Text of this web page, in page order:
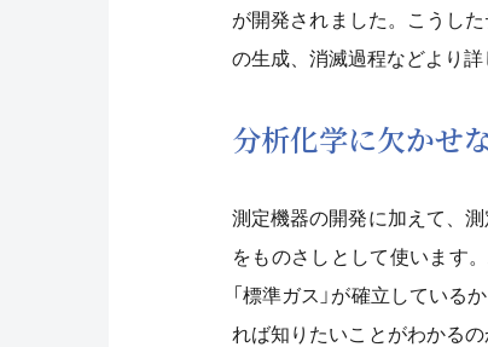
が開発されました。こうし
の生成、消滅過程などより
分析化学に欠かせ
測定機器の開発に加えて、
をものさしとして使います
「標準ガス」が確立してい
れば知りたいことがわかる